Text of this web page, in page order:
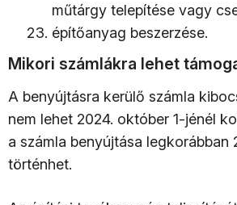
műtárgy telepítése vagy
építőanyag beszerzése.
Mikori számlákra lehet
A benyújtásra kerülő számla
nem lehet 2024. október 1-jénél
a számla benyújtása legkorábban
történhet.